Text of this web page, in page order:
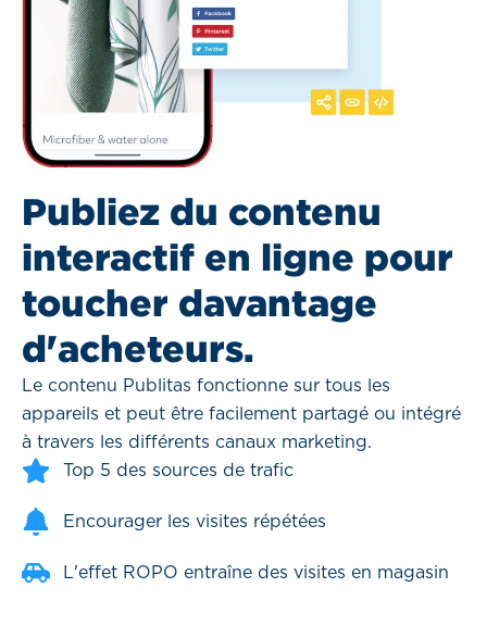
Publiez du contenu
interactif en ligne pour
toucher davantage
d'acheteurs.
Le contenu Publitas fonctionne sur tous les
appareils et peut être facilement partagé ou intégré
à travers les différents canaux marketing.
Top 5 des sources de trafic
Encourager les visites répétées
L'effet ROPO entraîne des visites en magasin